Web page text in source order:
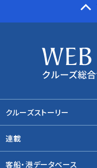
クルーズストーリー
連載
客船・港データベース